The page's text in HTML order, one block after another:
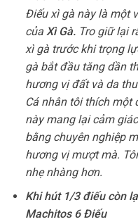
Điếu xì gà này là một
của Xì Gà.Tro giữ lại
xì gà trước khi trọng
gà bắt đầu tăng dần
hương vị đất và da
Cá nhân tôi thích một
này mang lại cảm
bằng chuyên nghiệp
hương vị mượt mà.
nhẹ nhàng hơn.
Khi hút 1/3 điếu còn
Machitos 6 Điếu